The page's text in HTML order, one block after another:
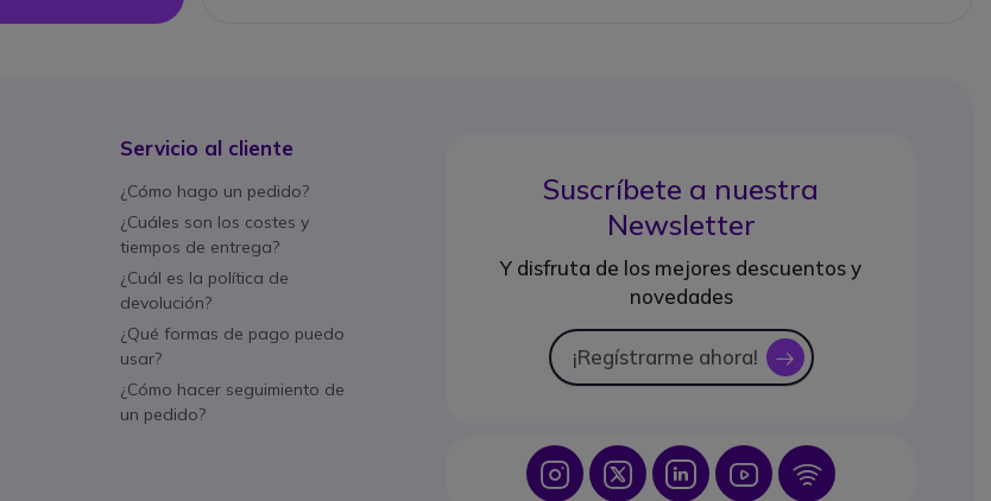
Servicio al cliente
¿Cómo hago un pedido?
¿Cuáles son los costes y
tiempos de entrega?
¿Cuál es la política de
devolución?
¿Qué formas de pago puedo
usar?
¿Cómo hacer seguimiento de
un pedido?
Suscríbete a nuestra
Newsletter
Y disfruta de los mejores descuentos y
novedades
¡Regístrarme ahora! icon
Icon IconIcon Icon Icon